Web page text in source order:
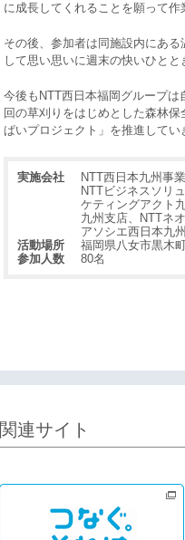
に成長してくれることを願って作
その後、参加者は同施設内にあ
して思い思いに週末の快いひとと
今後もNTT西日本福岡グループ
回の草刈りをはじめとした森林
ぱいプロジェクト」を推進してい
実施会社
NTT西日本九州事
NTTビジネスソリ
ケティングアクト
九州支店、NTTネ
アソシエ西日本九
活動場所
福岡県八女市黒木
参加人数
80名
関連サイト